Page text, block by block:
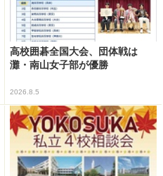
高校囲碁全国大会、団体戦は
灘・南山女子部が優勝
2026.8.5